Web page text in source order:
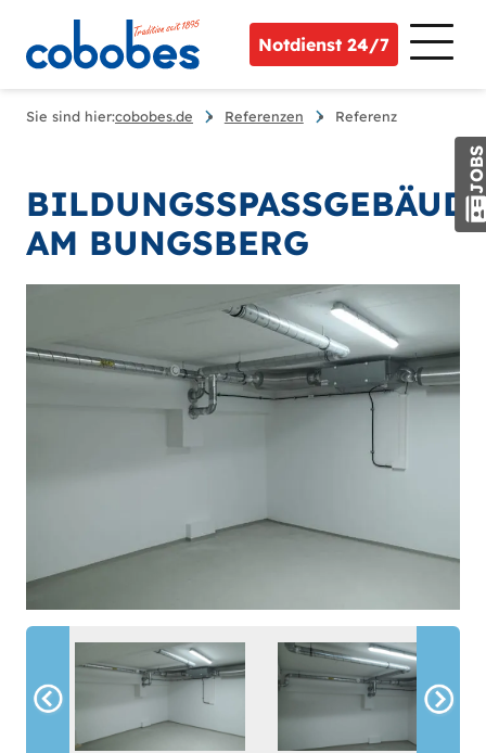
Notdienst 24/7
Sie sind hier:cobobes.de Referenzen Referenz
JOBS
AM BUNGSBERG